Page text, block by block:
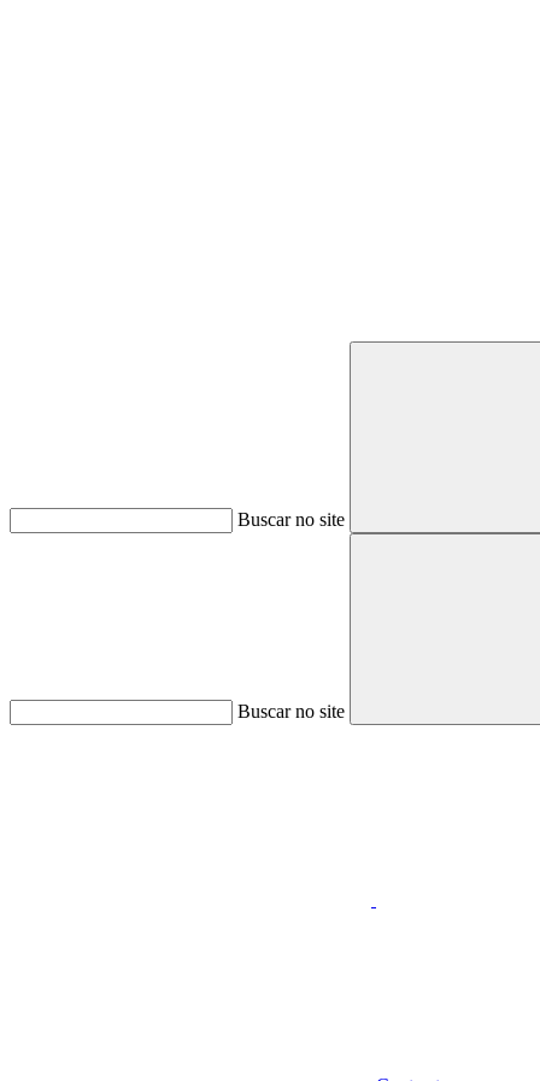
Buscar no site
Buscar no site